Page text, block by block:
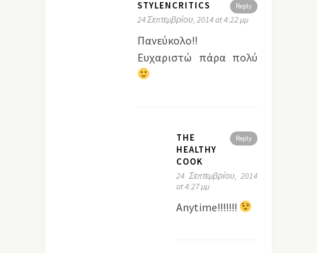
Reply
STYLENCRITICS
24 Σεπτεμβρίου, 2014 at 4:22 μμ
Πανεύκολο!!
Ευχαριστώ πάρα πολύ
Reply
THE
HEALTHY
COOK
24 Σεπτεμβρίου, 2014
at 4:27 μμ
Anytime!!!!!!!